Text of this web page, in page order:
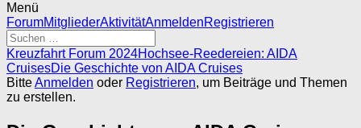
Menü
Forum-
Navigation
ForumMitgliederAktivitätAnmeldenRegistrieren
Forum-
Breadcrumbs
-
Du
Kreuzfahrt Forum 2024Hochsee-Reedereien: AIDA
CruisesDie Geschichte von AIDA Cruises
BitteAnmelden oder Registrieren, um Beiträge und Themen
zu erstellen.